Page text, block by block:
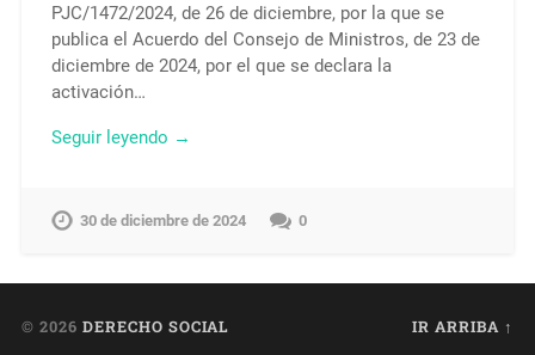
PJC/1472/2024, de 26 de diciembre, por la que se
publica el Acuerdo del Consejo de Ministros, de 23 de
diciembre de 2024, por el que se declara la
activación…
Seguir leyendo →
30 de diciembre de 2024 0
© 2026 DERECHO SOCIAL IR ARRIBA ↑